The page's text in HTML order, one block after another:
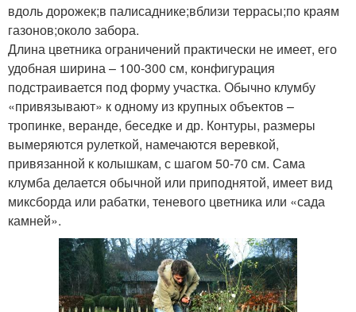
вдоль дорожек;в палисаднике;вблизи террасы;по краям
газонов;около забора.
Длина цветника ограничений практически не имеет, его
удобная ширина – 100-300 см, конфигурация
подстраивается под форму участка. Обычно клумбу
«привязывают» к одному из крупных объектов –
тропинке, веранде, беседке и др. Контуры, размеры
вымеряются рулеткой, намечаются веревкой,
привязанной к колышкам, с шагом 50-70 см. Сама
клумба делается обычной или приподнятой, имеет вид
миксборда или рабатки, теневого цветника или «сада
камней».